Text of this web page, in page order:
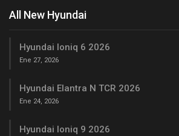
All New Hyundai
Hyundai Ioniq 6 2026
Ene 27, 2026
Hyundai Elantra N TCR 2026
Ene 24, 2026
Hyundai Ioniq 9 2026